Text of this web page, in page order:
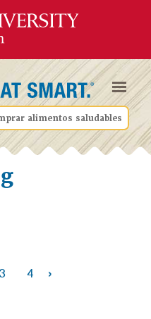
alimentos saludables
3 4 ›